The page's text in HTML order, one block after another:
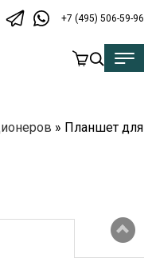
+7 (495) 506-59-96
» Планшет для